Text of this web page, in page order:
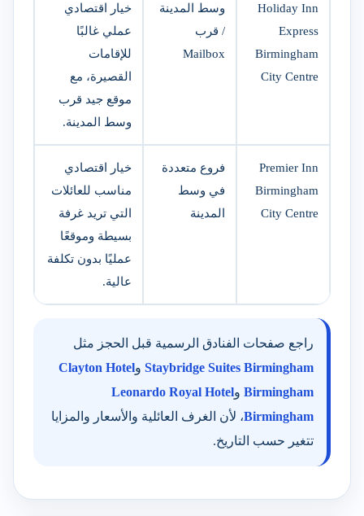
Holiday Inn
Express
Birmingham
City Centre
وسط المدينة
/ قرب
Mailbox
خيار اقتصادي
عملي غالبًا
للإقامات
القصيرة، مع
موقع جيد قرب
وسط المدينة.
Premier Inn
Birmingham
City Centre
فروع متعددة
في وسط
المدينة
خيار اقتصادي
مناسب للعائلات
التي تريد غرفة
بسيطة وموقعًا
عمليًا بدون تكلفة
عالية.
راجع صفحات الفنادق الرسمية قبل الحجز مثل
Staybridge Suites Birmingham وClayton Hotel
Birmingham وLeonardo Royal Hotel
Birmingham، لأن الغرف العائلية والأسعار والمزايا
تتغير حسب التاريخ.